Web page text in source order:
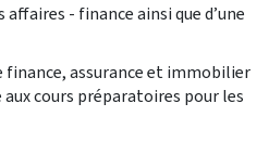
- finance ainsi que d’une
finance, assurance et immobilier
aux cours préparatoires pour les